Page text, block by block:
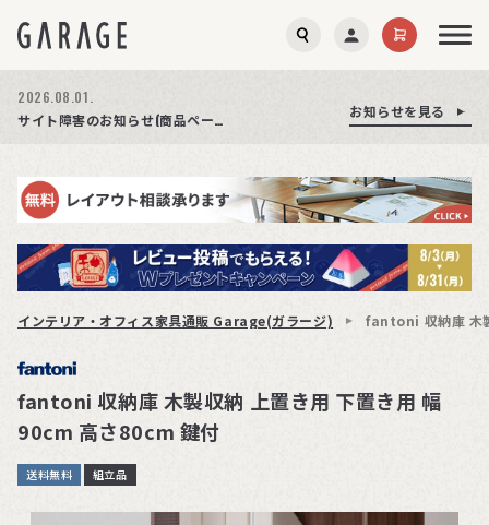
2026.08.03.
お知らせを見る
商品ページ障害復旧のお知らせ お知らせを見る
2026.08.01.
サイト障害のお知らせ(商品ページが正常に表示されない事象発生)
お知らせを見る
インテリア・オフィス家具通販 Garage(ガラージ) fantoni 収納庫 木
fantoni 収納庫 木製収納 上置き用 下置き用 幅
90cm 高さ80cm 鍵付
送料無料 組立品